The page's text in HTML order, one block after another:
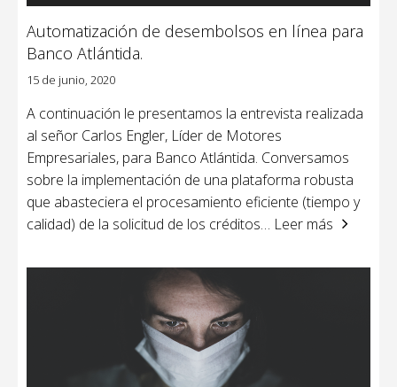
Automatización de desembolsos en línea para
Banco Atlántida.
15 de junio, 2020
A continuación le presentamos la entrevista realizada
al señor Carlos Engler, Líder de Motores
Empresariales, para Banco Atlántida. Conversamos
sobre la implementación de una plataforma robusta
que abasteciera el procesamiento eficiente (tiempo y
calidad) de la solicitud de los créditos… Leer más